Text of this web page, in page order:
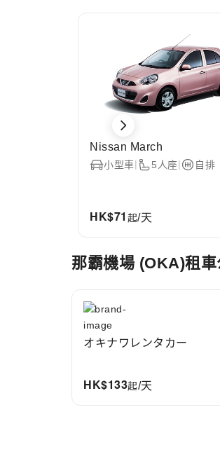
Nissan March
小型車| 5人座| 自排
HK$71 起/天
1
10
那霸機場 (OKA)租
オキナワレンタカー
HK$133起/天